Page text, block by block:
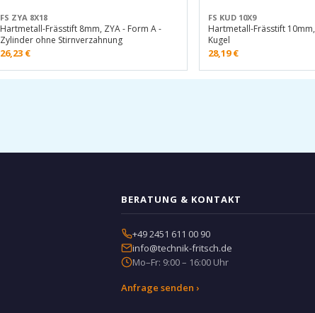
FS ZYA 8X18
Hartmetall-Frässtift 8mm, ZYA - Form A -
Zylinder ohne Stirnverzahnung
26,23 €
FS KUD 10X9
Hartmetall-Frässtift
Kugel
28,19€
BERATUNG & KONTAKT
+49 2451 611 00 90
info@technik-fritsch.de
Mo–Fr: 9:00 – 16:00 Uhr
Anfrage senden ›